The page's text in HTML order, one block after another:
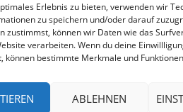
Erlebnis zu bieten, verwenden wir
zu speichern und/oder darauf
zustimmst, können wir Daten wie das
verarbeiten. Wenn du deine
können bestimmte Merkmale und
ABLEHNEN